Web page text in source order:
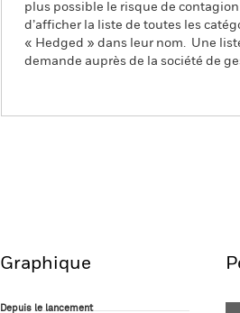
plus possible le risque de
d’afficher la liste de toutes les
« Hedged » dans leur nom. Une
demande auprès de la société de
Graphique
Depuis le lancement
Depuis le lancement